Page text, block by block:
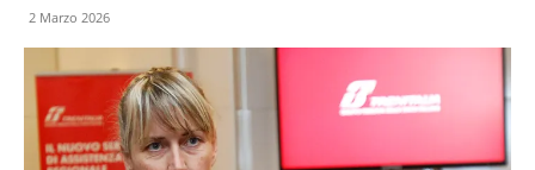
2 Marzo 2026